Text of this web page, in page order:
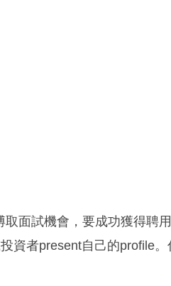
取面試機會，要成功獲得聘
資者present自己的profile